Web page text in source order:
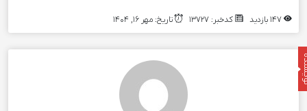
کدخبر: 13727 تاریخ: مهر 16, 1404